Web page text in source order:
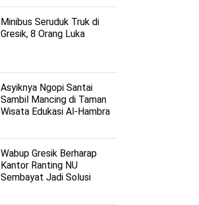
Minibus Seruduk Truk di
Gresik, 8 Orang Luka
Asyiknya Ngopi Santai
Sambil Mancing di Taman
Wisata Edukasi Al-Hambra
Wabup Gresik Berharap
Kantor Ranting NU
Sembayat Jadi Solusi